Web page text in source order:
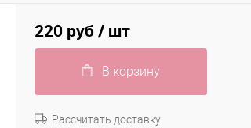
220 руб/ шт
В корзину
Рассчитать доставку